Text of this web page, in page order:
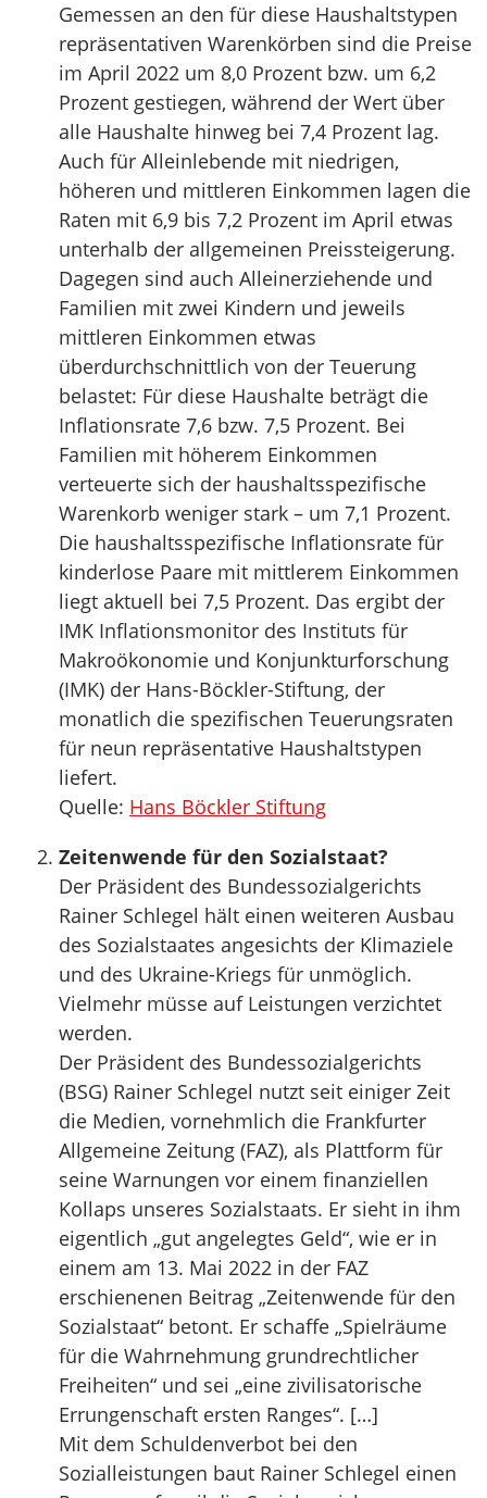
Gemessen an den für diese Haushaltstypen
repräsentativen Warenkörben sind die Preise
im April 2022 um 8,0 Prozent bzw. um 6,2
Prozent gestiegen, während der Wert über
alle Haushalte hinweg bei 7,4 Prozent lag.
Auch für Alleinlebende mit niedrigen,
höheren und mittleren Einkommen lagen die
Raten mit 6,9 bis 7,2 Prozent im April etwas
unterhalb der allgemeinen Preissteigerung.
Dagegen sind auch Alleinerziehende und
Familien mit zwei Kindern und jeweils
mittleren Einkommen etwas
überdurchschnittlich von der Teuerung
belastet: Für diese Haushalte beträgt die
Inflationsrate 7,6 bzw. 7,5 Prozent. Bei
Familien mit höherem Einkommen
verteuerte sich der haushaltsspezifische
Warenkorb weniger stark – um 7,1 Prozent.
Die haushaltsspezifische Inflationsrate für
kinderlose Paare mit mittlerem Einkommen
liegt aktuell bei 7,5 Prozent. Das ergibt der
IMK Inflationsmonitor des Instituts für
Makroökonomie und Konjunkturforschung
(IMK) der Hans-Böckler-Stiftung, der
monatlich die spezifischen Teuerungsraten
für neun repräsentative Haushaltstypen
liefert.
Quelle: Hans Böckler Stiftung
Zeitenwende für den Sozialstaat?
Der Präsident des Bundessozialgerichts
Rainer Schlegel hält einen weiteren Ausbau
des Sozialstaates angesichts der Klimaziele
und des Ukraine-Kriegs für unmöglich.
Vielmehr müsse auf Leistungen verzichtet
werden.
Der Präsident des Bundessozialgerichts
(BSG) Rainer Schlegel nutzt seit einiger Zeit
die Medien, vornehmlich die Frankfurter
Allgemeine Zeitung (FAZ), als Plattform für
seine Warnungen vor einem finanziellen
Kollaps unseres Sozialstaats. Er sieht in ihm
eigentlich „gut angelegtes Geld“, wie er in
einem am 13. Mai 2022 in der FAZ
erschienenen Beitrag „Zeitenwende für den
Sozialstaat“ betont. Er schaffe „Spielräume
für die Wahrnehmung grundrechtlicher
Freiheiten“ und sei „eine zivilisatorische
Errungenschaft ersten Ranges“. […]
Mit dem Schuldenverbot bei den
Sozialleistungen baut Rainer Schlegel einen